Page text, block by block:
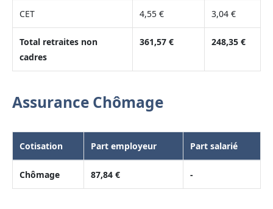
CET 4,55 € 3,04 €
Total retraites non
cadres
361,57 € 248,35 €
Assurance Chômage
Cotisation Part employeur Part salarié
Chômage 87,84 € -